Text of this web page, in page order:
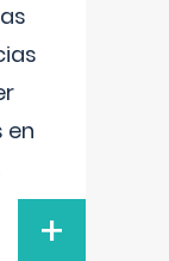
en
+